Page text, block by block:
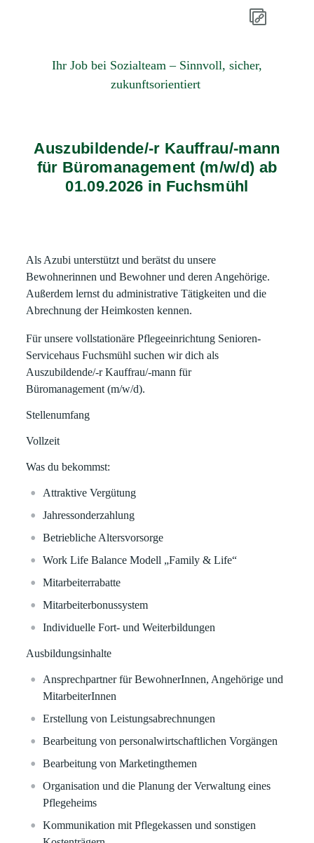
Ihr Job bei Sozialteam – Sinnvoll, sicher,
zukunftsorientiert
Auszubildende/-r Kauffrau/-mann
für Büromanagement (m/w/d) ab
01.09.2026 in Fuchsmühl
Als Azubi unterstützt und berätst du unsere
Bewohnerinnen und Bewohner und deren Angehörige.
Außerdem lernst du administrative Tätigkeiten und die
Abrechnung der Heimkosten kennen.
Für unsere vollstationäre Pflegeeinrichtung Senioren-
Servicehaus Fuchsmühl suchen wir dich als
Auszubildende/-r Kauffrau/-mann für
Büromanagement (m/w/d).
Stellenumfang
Vollzeit
Was du bekommst:
Attraktive Vergütung
Jahressonderzahlung
Betriebliche Altersvorsorge
Work Life Balance Modell „Family & Life“
Mitarbeiterrabatte
Mitarbeiterbonussystem
Individuelle Fort- und Weiterbildungen
Ausbildungsinhalte
Ansprechpartner für BewohnerInnen, Angehörige und
MitarbeiterInnen
Erstellung von Leistungsabrechnungen
Bearbeitung von personalwirtschaftlichen Vorgängen
Bearbeitung von Marketingthemen
Organisation und die Planung der Verwaltung eines
Pflegeheims
Kommunikation mit Pflegekassen und sonstigen